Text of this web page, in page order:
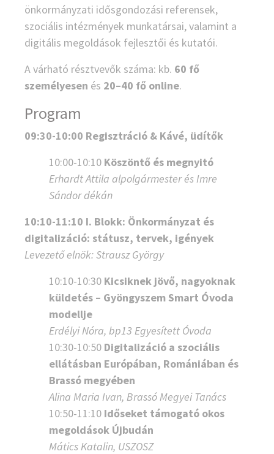
önkormányzati idősgondozási referensek,
szociális intézmények munkatársai, valamint a
digitális megoldások fejlesztői és kutatói.
A várható résztvevők száma: kb. 60 fő
személyesen és 20–40 fő online.
Program
09:30-10:00 Regisztráció & Kávé, üdítők
10:00-10:10 Köszöntő és megnyitó
Erhardt Attila alpolgármester és Imre
Sándor dékán
10:10-11:10 I. Blokk: Önkormányzat és
digitalizáció: státusz, tervek, igények
Levezető elnök:Strausz György
10:10-10:30 Kicsiknek jövő, nagyoknak
küldetés – Gyöngyszem Smart Óvoda
modellje
Erdélyi Nóra, bp13 Egyesített Óvoda
10:30-10:50 Digitalizáció a szociális
ellátásban Európában, Romániában és
Brassó megyében
Alina Maria Ivan, Brassó Megyei Tanács
10:50-11:10 Időseket támogató okos
megoldások Újbudán
Mátics Katalin, USZOSZ